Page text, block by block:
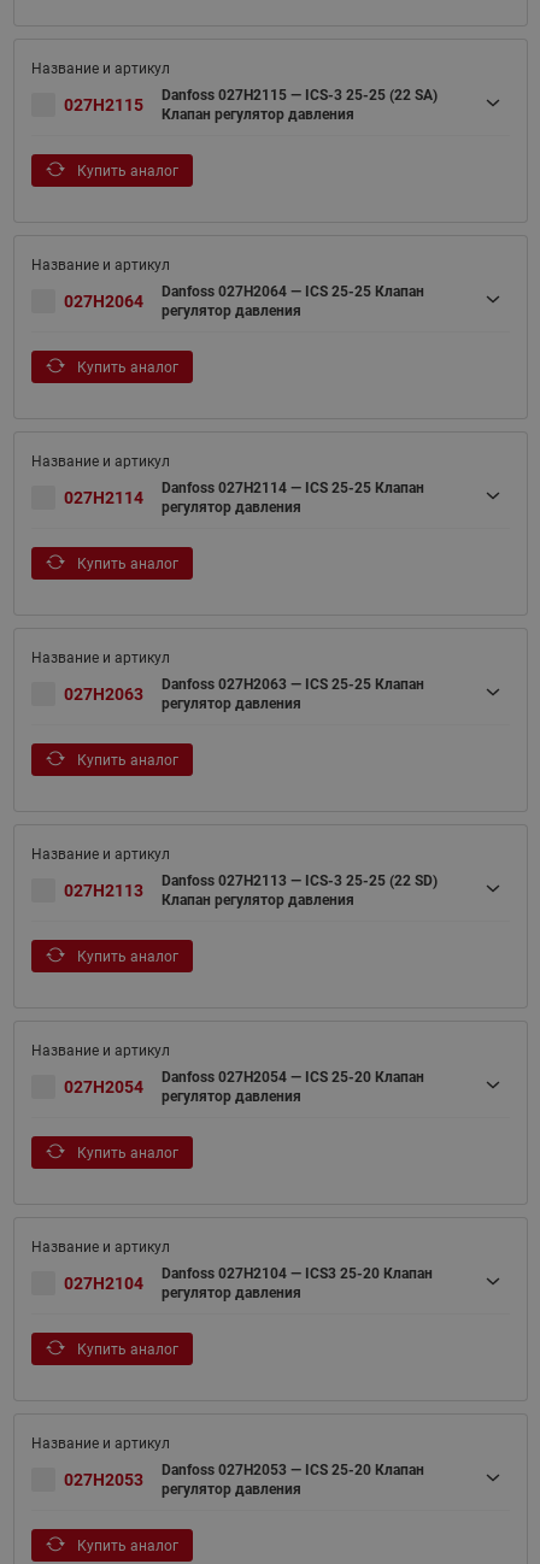
027H2115
Danfoss 027H2115 — ICS-3 25-25 (22 SA)
Клапан регулятор давления
Купить аналог
027H2064
Danfoss 027H2064 — ICS 25-25 Клапан
регулятор давления
Купить аналог
027H2114
Danfoss 027H2114 — ICS 25-25 Клапан
регулятор давления
Купить аналог
027H2063
Danfoss 027H2063 — ICS 25-25 Клапан
регулятор давления
Купить аналог
027H2113
Danfoss 027H2113 — ICS-3 25-25 (22 SD)
Клапан регулятор давления
Купить аналог
027H2054
Danfoss 027H2054 — ICS 25-20 Клапан
регулятор давления
Купить аналог
027H2104
Danfoss 027H2104 — ICS3 25-20 Клапан
регулятор давления
Купить аналог
027H2053
Danfoss 027H2053 — ICS 25-20 Клапан
регулятор давления
Купить аналог